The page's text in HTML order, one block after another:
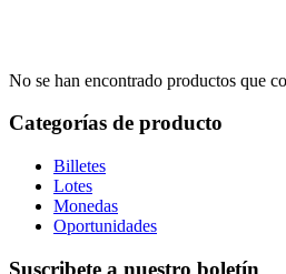
No se han encontrado productos que
Categorías de producto
Billetes
Lotes
Monedas
Oportunidades
Suscribete a nuestro boletín